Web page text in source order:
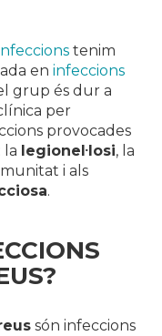
tenim
eninfeccions
grup és dur a
per
provocades
la legionel·losi, la
i als
.
són infeccions